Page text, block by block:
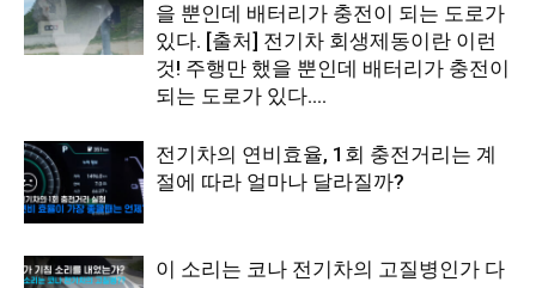
을 뿐인데 배터리가 충전이 되는 도로가
있다. [출처] 전기차 회생제동이란 이런
것! 주행만 했을 뿐인데 배터리가 충전이
되는 도로가 있다....
전기차의 연비효율, 1회 충전거리는 계
절에 따라 얼마나 달라질까?
이 소리는 코나 전기차의 고질병인가 다